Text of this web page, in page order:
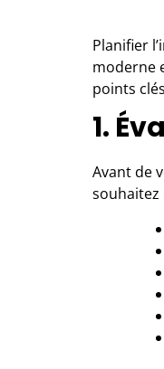
Planifier
moderne
points
1.
Avant de
souhaitez